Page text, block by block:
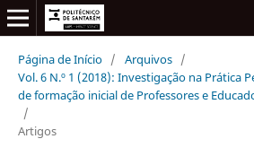
Página de Início / Arquivos /
Vol. 6 N.º 1 (2018): Investigação na Prática
de formação inicial de Professores e
/
Artigos